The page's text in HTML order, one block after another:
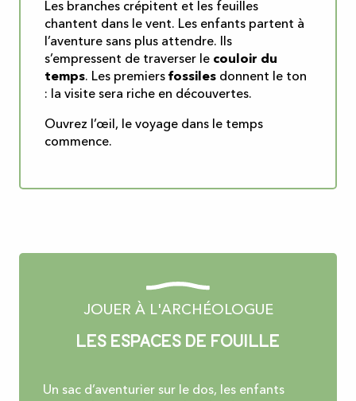
Les branches crépitent et les feuilles
chantent dans le vent. Les enfants partent à
l’aventure sans plus attendre. Ils
s’empressent de traverser le couloir du
temps. Les premiers fossiles donnent le ton
: la visite sera riche en découvertes.
Ouvrez l’œil, le voyage dans le temps
commence.
JOUER À L'ARCHÉOLOGUE
Les espaces de fouille
Un sac d’aventurier sur le dos, les enfants